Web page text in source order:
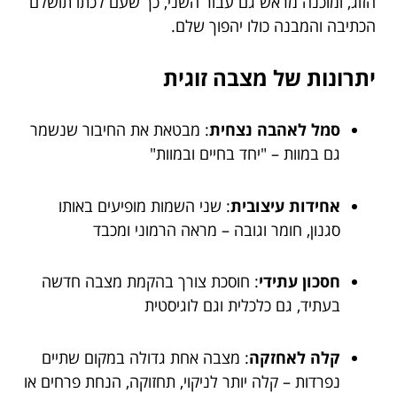
הכתיבה והמבנה כולו יהפוך שלם.
יתרונות של מצבה זוגית
סמל לאהבה נצחית: מבטאת את החיבור שנשמר
גם במוות – "יחד בחיים ובמוות"
אחידות עיצובית: שני השמות מופיעים באותו
סגנון, חומר וגובה – מראה הרמוני ומכבד
חסכון עתידי: חוסכת צורך בהקמת מצבה חדשה
בעתיד, גם כלכלית וגם לוגיסטית
קלה לאחזקה: מצבה אחת גדולה במקום שתיים
נפרדות – קלה יותר לניקוי, תחזוקה, הנחת פרחים או